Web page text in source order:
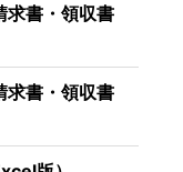
書・領収書
書・領収書